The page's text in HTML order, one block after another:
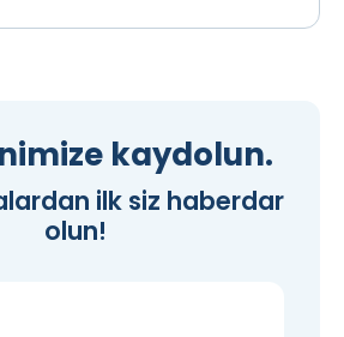
İncele
kaydolun.
ilk siz haberdar
olun!